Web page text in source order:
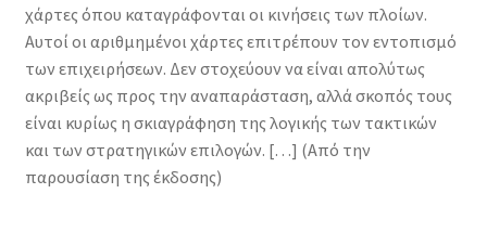
χάρτες όπου καταγράφονται οι κινήσεις των πλοίων.
Αυτοί οι αριθμημένοι χάρτες επιτρέπουν τον εντοπισμό
των επιχειρήσεων. Δεν στοχεύουν να είναι απολύτως
ακριβείς ως προς την αναπαράσταση, αλλά σκοπός τους
είναι κυρίως η σκιαγράφηση της λογικής των τακτικών
και των στρατηγικών επιλογών. […] (Από την
παρουσίαση της έκδοσης)